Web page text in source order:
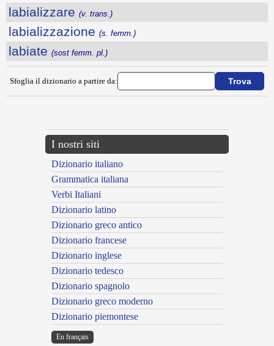
labializzare (v. trans.)
labializzazione (s. femm.)
labiate (sost femm. pl.)
Sfoglia il dizionario a partire da:
I nostri siti
Dizionario italiano
Grammatica italiana
Verbi Italiani
Dizionario latino
Dizionario greco antico
Dizionario francese
Dizionario inglese
Dizionario tedesco
Dizionario spagnolo
Dizionario greco moderno
Dizionario piemontese
En français